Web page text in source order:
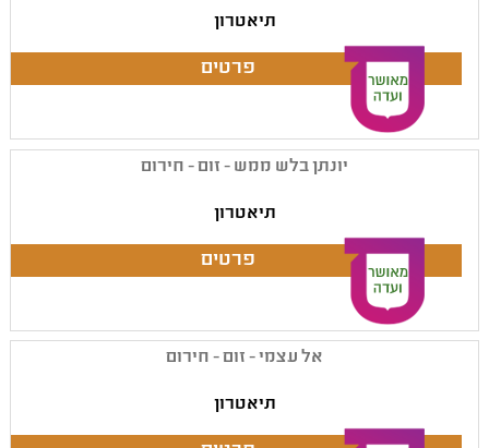
תיאטרון
יונתן בלש ממש - זום - חירום
תיאטרון
אל עצמי - זום - חירום
תיאטרון